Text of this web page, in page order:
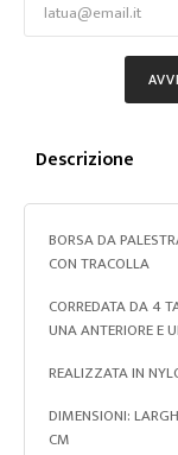
Descrizione
BORSA DA
CON TRACOLLA
CORREDATA DA 4
UNA ANTERIORE E
REALIZZATA IN
DIMENSIONI:
CM